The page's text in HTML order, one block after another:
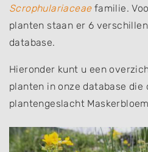
Scrophulariaceaefamilie.
planten staan er 6
database.
Hieronder kunt u een
planten in onze database die
plantengeslacht